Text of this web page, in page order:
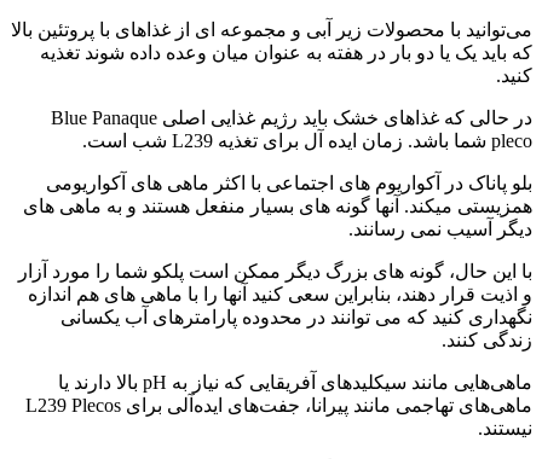
می‌توانید با محصولات زیر آبی و مجموعه ای از غذاهای با پروتئین بالا
که باید یک یا دو بار در هفته به عنوان میان وعده داده شوند تغذیه
کنید.
در حالی که غذاهای خشک باید رژیم غذایی اصلی Blue Panaque
pleco شما باشد. زمان ایده آل برای تغذیه L239 شب است.
بلو پاناک در آکواریوم های اجتماعی با اکثر ماهی های آکواریومی
همزیستی میکند. آنها گونه های بسیار منفعل هستند و به ماهی های
دیگر آسیب نمی رسانند.
با این حال، گونه های بزرگ دیگر ممکن است پلکو شما را مورد آزار
و اذیت قرار دهند، بنابراین سعی کنید آنها را با ماهی های هم اندازه
نگهداری کنید که می توانند در محدوده پارامترهای آب یکسانی
زندگی کنند.
ماهی‌هایی مانند سیکلیدهای آفریقایی که نیاز به pH بالا دارند یا
ماهی‌های تهاجمی مانند پیرانا، جفت‌های ایده‌آلی برای L239 Plecos
نیستند.